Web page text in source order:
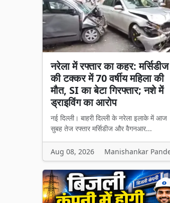
नरेला में रफ्तार का कहर: मर्सिडीज
की टक्कर में 70 वर्षीय महिला की
मौत, SI का बेटा गिरफ्तार; नशे में
ड्राइविंग का आरोप
नई दिल्ली। बाहरी दिल्ली के नरेला इलाके में आज
सुबह तेज रफ्तार मर्सिडीज और वैगनआर...
Aug 08, 2026 Manishankar